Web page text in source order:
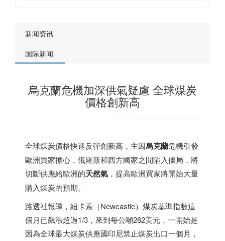
新闻资讯
国际新闻
烏克蘭危機加深供氣疑慮 全球煤炭
價格創新高
全球煤炭價格快速反彈創新高，主因烏克蘭危機引發
歐洲買家擔心，俄羅斯和西方國家之間陷入僵局，將
切斷供應給歐洲的天然氣 ，提高歐洲買家將開始大量
購入煤炭的預期。
路透社報導，紐卡索（Newcastle）煤炭基準指數這
個月已飆漲超過1/3，來到每公噸262美元，一開始是
因為全球最大煤炭供應國印尼禁止煤炭出口一個月，